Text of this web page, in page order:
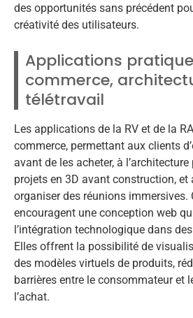
des opportunités sans précédent
créativité des utilisateurs.
Applications
commerce,
télétravail
Les applications de la RV et de la
commerce, permettant aux clients
avant de les acheter, à
projets en 3D avant construction, et
organiser des réunions immersives.
encouragent une conception web
l’intégration technologique dans
Elles offrent la possibilité de
des modèles virtuels de produits,
barrières entre le consommateur et
l’achat.